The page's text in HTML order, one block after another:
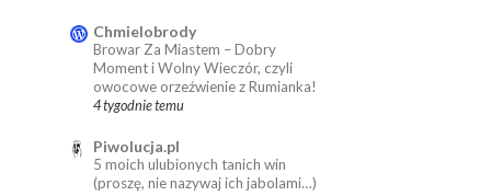
Chmielobrody
Browar Za Miastem – Dobry
Moment i Wolny Wieczór, czyli
owocowe orzeźwienie z Rumianka!
4 tygodnie temu
Piwolucja.pl
5 moich ulubionych tanich win
(proszę, nie nazywaj ich jabolami…)